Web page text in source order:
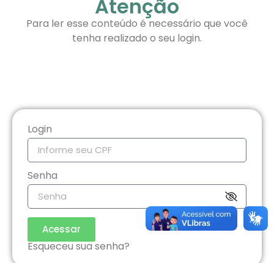
Atenção
Para ler esse conteúdo é necessário que você
tenha realizado o seu login.
Login
Senha
Acessar
Esqueceu sua senha?